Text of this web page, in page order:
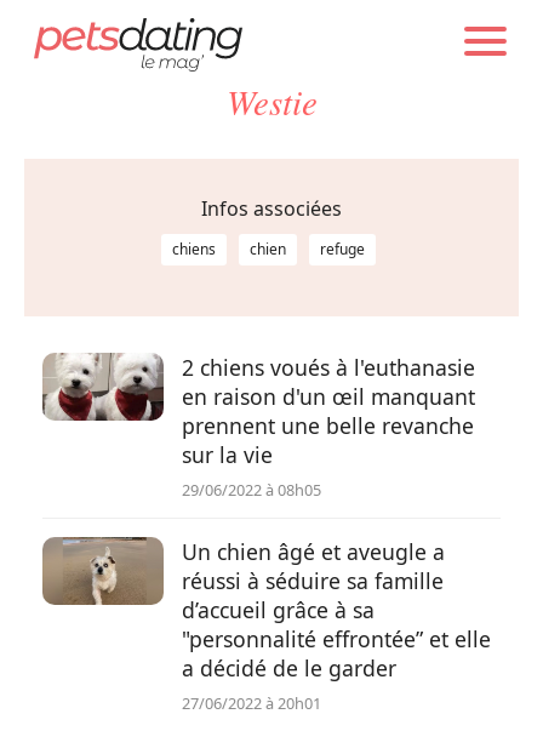
Chien
Chat
Tops
Sauvetages
Conso
PETS DATING INFOS
Westie
Infos associées
chiens chien refuge
2 chiens voués à l'euthanasie
en raison d'un œil manquant
prennent une belle revanche
sur la vie
29/06/2022 à 08h05
Un chien âgé et aveugle a
réussi à séduire sa famille
d’accueil grâce à sa
"personnalité effrontée” et elle
a décidé de le garder
27/06/2022 à 20h01